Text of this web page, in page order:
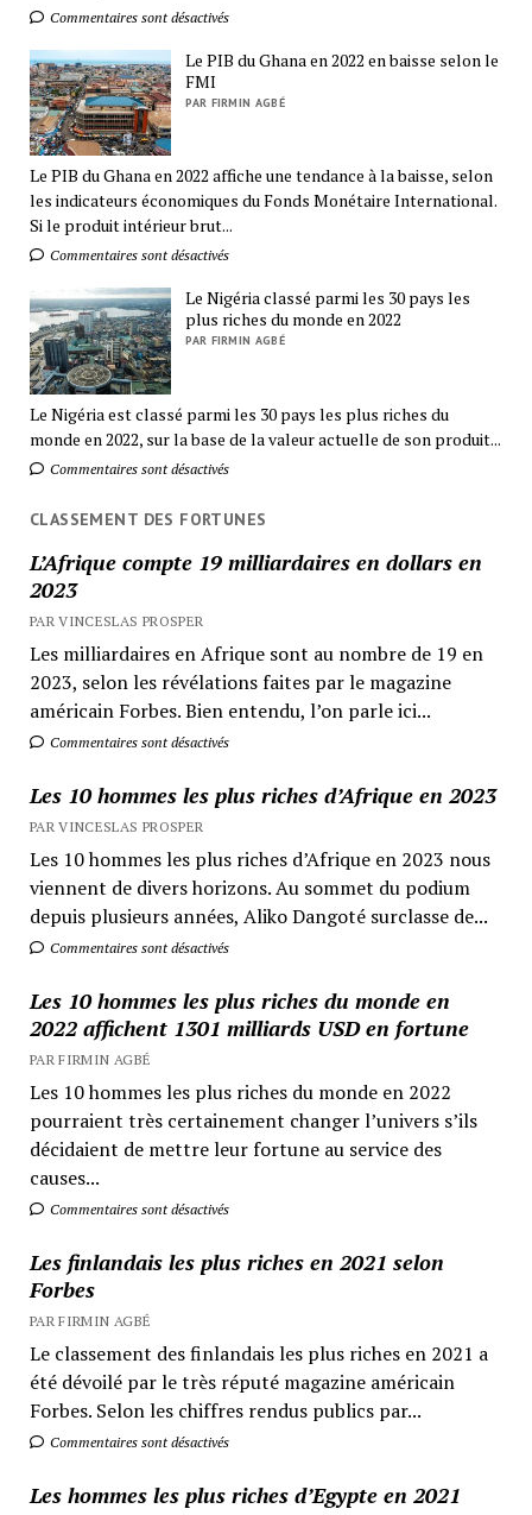
Commentaires sont désactivés
Le PIB du Ghana en 2022 en baisse selon le
FMI
PAR FIRMIN AGBÉ
Le PIB du Ghana en 2022 affiche une tendance à la baisse, selon
les indicateurs économiques du Fonds Monétaire International.
Si le produit intérieur brut...
Commentaires sont désactivés
Le Nigéria classé parmi les 30 pays les
plus riches du monde en 2022
PAR FIRMIN AGBÉ
Le Nigéria est classé parmi les 30 pays les plus riches du
monde en 2022, sur la base de la valeur actuelle de son produit...
Commentaires sont désactivés
CLASSEMENT DES FORTUNES
L’Afrique compte 19 milliardaires en dollars en
2023
PAR VINCESLAS PROSPER
Les milliardaires en Afrique sont au nombre de 19 en
2023, selon les révélations faites par le magazine
américain Forbes. Bien entendu, l’on parle ici...
Commentaires sont désactivés
Les 10 hommes les plus riches d’Afrique en 2023
PAR VINCESLAS PROSPER
Les 10 hommes les plus riches d’Afrique en 2023 nous
viennent de divers horizons. Au sommet du podium
depuis plusieurs années, Aliko Dangoté surclasse de...
Commentaires sont désactivés
Les 10 hommes les plus riches du monde en
2022 affichent 1301 milliards USD en fortune
PAR FIRMIN AGBÉ
Les 10 hommes les plus riches du monde en 2022
pourraient très certainement changer l’univers s’ils
décidaient de mettre leur fortune au service des
causes...
Commentaires sont désactivés
Les finlandais les plus riches en 2021 selon
Forbes
PAR FIRMIN AGBÉ
Le classement des finlandais les plus riches en 2021 a
été dévoilé par le très réputé magazine américain
Forbes. Selon les chiffres rendus publics par...
Commentaires sont désactivés
Les hommes les plus riches d’Egypte en 2021